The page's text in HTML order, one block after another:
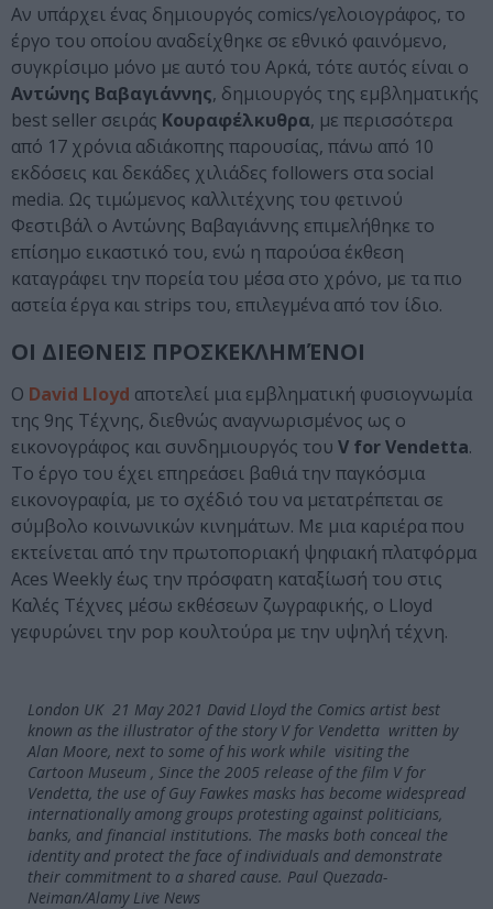
Αν υπάρχει ένας δημιουργός comics/γελοιογράφος, το
έργο του οποίου αναδείχθηκε σε εθνικό φαινόμενο,
συγκρίσιμο μόνο με αυτό του Αρκά, τότε αυτός είναι ο
Αντώνης Βαβαγιάννης, δημιουργός της εμβληματικής
best seller σειράς Κουραφέλκυθρα, με περισσότερα
από 17 χρόνια αδιάκοπης παρουσίας, πάνω από 10
εκδόσεις και δεκάδες χιλιάδες followers στα social
media. Ως τιμώμενος καλλιτέχνης του φετινού
Φεστιβάλ ο Αντώνης Βαβαγιάννης επιμελήθηκε το
επίσημο εικαστικό του, ενώ η παρούσα έκθεση
καταγράφει την πορεία του μέσα στο χρόνο, με τα πιο
αστεία έργα και strips του, επιλεγμένα από τον ίδιο.
ΟΙ ΔΙΕΘΝΕΙΣ ΠΡΟΣΚΕΚΛΗΜΈΝΟΙ
Ο David Lloyd αποτελεί μια εμβληματική φυσιογνωμία
της 9ης Τέχνης, διεθνώς αναγνωρισμένος ως ο
εικονογράφος και συνδημιουργός του V for Vendetta.
Το έργο του έχει επηρεάσει βαθιά την παγκόσμια
εικονογραφία, με το σχέδιό του να μετατρέπεται σε
σύμβολο κοινωνικών κινημάτων. Με μια καριέρα που
εκτείνεται από την πρωτοποριακή ψηφιακή πλατφόρμα
Aces Weekly έως την πρόσφατη καταξίωσή του στις
Καλές Τέχνες μέσω εκθέσεων ζωγραφικής, ο Lloyd
γεφυρώνει την pop κουλτούρα με την υψηλή τέχνη.
London UK 21 May 2021 David Lloyd the Comics artist best
known as the illustrator of the story V for Vendetta written by
Alan Moore, next to some of his work while visiting the
Cartoon Museum , Since the 2005 release of the film V for
Vendetta, the use of Guy Fawkes masks has become widespread
internationally among groups protesting against politicians,
banks, and financial institutions. The masks both conceal the
identity and protect the face of individuals and demonstrate
their commitment to a shared cause. Paul Quezada-
Neiman/Alamy Live News